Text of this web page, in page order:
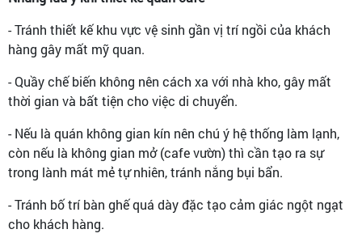
- Tránh thiết kế khu vực vệ sinh gần vị trí ngồi của khách
hàng gây mất mỹ quan.
- Quầy chế biến không nên cách xa với nhà kho, gây mất
thời gian và bất tiện cho việc di chuyển.
- Nếu là quán không gian kín nên chú ý hệ thống làm lạnh,
còn nếu là không gian mở (cafe vườn) thì cần tạo ra sự
trong lành mát mẻ tự nhiên, tránh nắng bụi bẩn.
- Tránh bố trí bàn ghế quá dày đặc tạo cảm giác ngột ngạt
cho khách hàng.